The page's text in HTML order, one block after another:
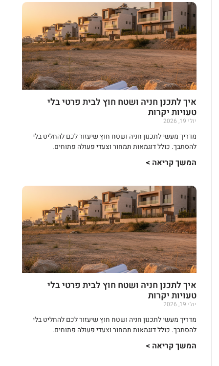
איך לתכנן חניה ושטח חוץ לבית פרטי בלי
טעויות יקרות
יולי 19, 2026
מדריך מעשי לתכנון חניה ושטח חוץ שיעזור לכם להחליט בלי
להסתבך. כולל דוגמאות תמחור וצעדי פעולה פתוחים.
המשך קריאה >
איך לתכנן חניה ושטח חוץ לבית פרטי בלי
טעויות יקרות
יולי 19, 2026
מדריך מעשי לתכנון חניה ושטח חוץ שיעזור לכם להחליט בלי
להסתבך. כולל דוגמאות תמחור וצעדי פעולה פתוחים.
המשך קריאה >